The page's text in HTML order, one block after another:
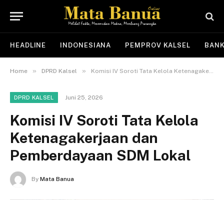
HEADLINE INDONESIANA PEMPROV KALSEL
Home » DPRD Kalsel » Komisi IV Soroti Tata Kelola Ketenagakerjaan dan Pemberdayaan SDM Lokal
DPRD KALSEL Juni 25, 2026
Komisi IV Soroti Tata Kelola
Ketenagakerjaan dan
Pemberdayaan SDM Lokal
By Mata Banua